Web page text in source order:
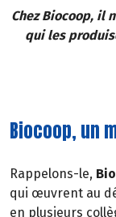
Chez Biocoop, il
qui les
Biocoop, un
Rappelons-le,
qui œuvrent au
en plusieurs